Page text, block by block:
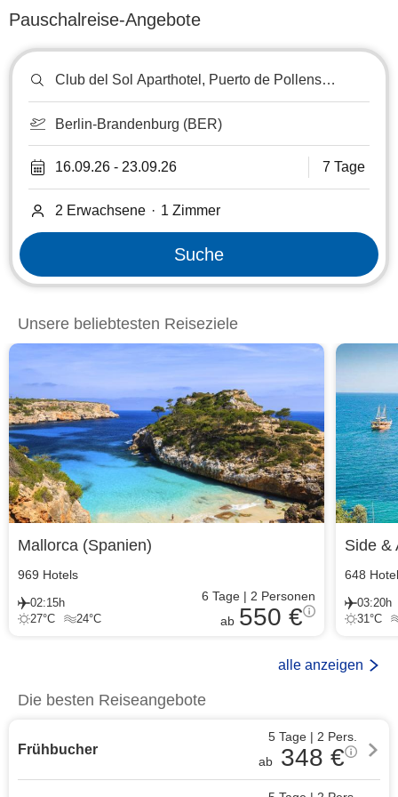
Pauschalreise-Angebote
oder
Berlin-Brandenburg (BER)
16.09.26 - 23.09.26 7 Tage
2 Erwachsene · 1 Zimmer
Suche
Unsere beliebtesten Reiseziele
Mallorca (Spanien)
969 Hotels
02:15h
27°C 24°C
6 Tage| 2 Personen
ab 550 €
Side &
648
03:20h
31°C
alle anzeigen
Die besten Reiseangebote
Frühbucher
5 Tage | 2 Pers.
ab
348 €